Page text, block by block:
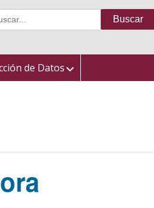
de Datos